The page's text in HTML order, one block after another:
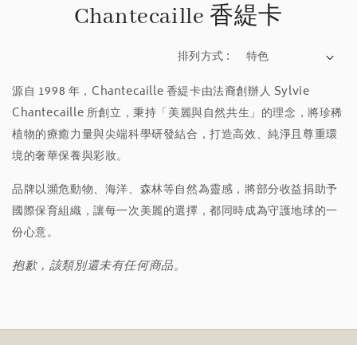
Chantecaille 香緹卡
排列方式 :
源自 1998 年，Chantecaille 香緹卡由法裔創辦人 Sylvie
Chantecaille 所創立，秉持「美麗與自然共生」的理念，將珍稀
植物的療癒力量與尖端科學研發結合，打造高效、純淨且尊重環
境的奢華保養與彩妝。
品牌以瀕危動物、海洋、森林等自然為靈感，將部分收益捐助予
國際保育組織，讓每一次美麗的選擇，都同時成為守護地球的一
份心意。
抱歉，該類別還未有任何商品。